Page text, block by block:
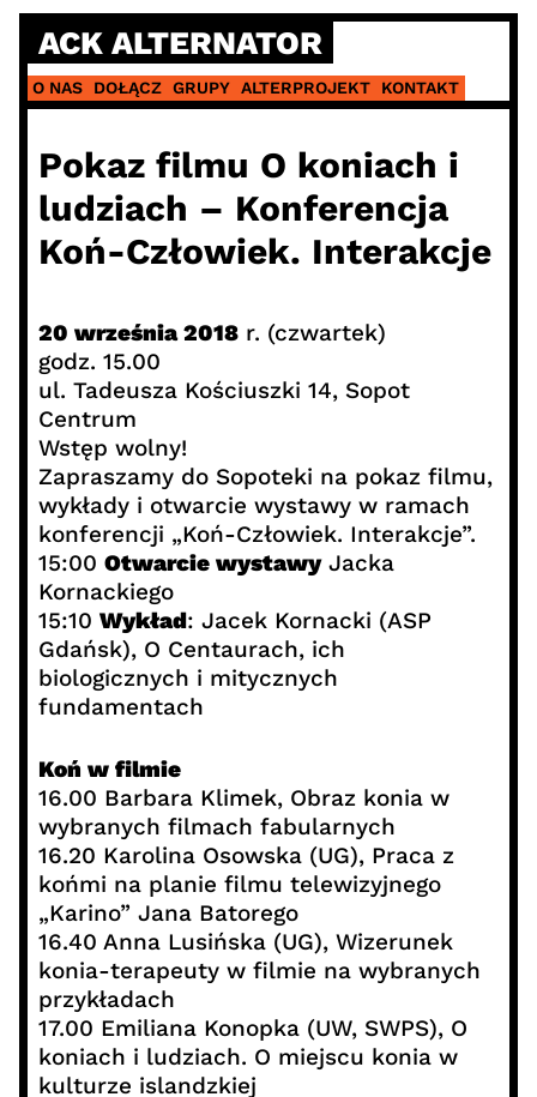
Skip
content
ACK ALTERNATOR
O NAS DOŁĄCZ GRUPY ALTERPROJEKT KONTAKT
Pokaz filmu O koniach i
ludziach – Konferencja
Koń-Człowiek. Interakcje
20 września 2018r. (czwartek)
godz. 15.00
ul. Tadeusza Kościuszki 14, Sopot
Centrum
Wstęp wolny!
Zapraszamy do Sopoteki na pokaz filmu,
wykłady i otwarcie wystawy w ramach
konferencji „Koń-Człowiek. Interakcje”.
15:00 Otwarcie wystawyJacka
Kornackiego
15:10 Wykład: Jacek Kornacki (ASP
Gdańsk), O Centaurach, ich
biologicznych i mitycznych
fundamentach
Koń w filmie
16.00 Barbara Klimek, Obraz konia w
wybranych filmach fabularnych
16.20 Karolina Osowska (UG), Praca z
końmi na planie filmu telewizyjnego
„Karino” Jana Batorego
16.40 Anna Lusińska (UG), Wizerunek
konia-terapeuty w filmie na wybranych
przykładach
17.00 Emiliana Konopka (UW, SWPS), O
koniach i ludziach. O miejscu konia w
kulturze islandzkiej